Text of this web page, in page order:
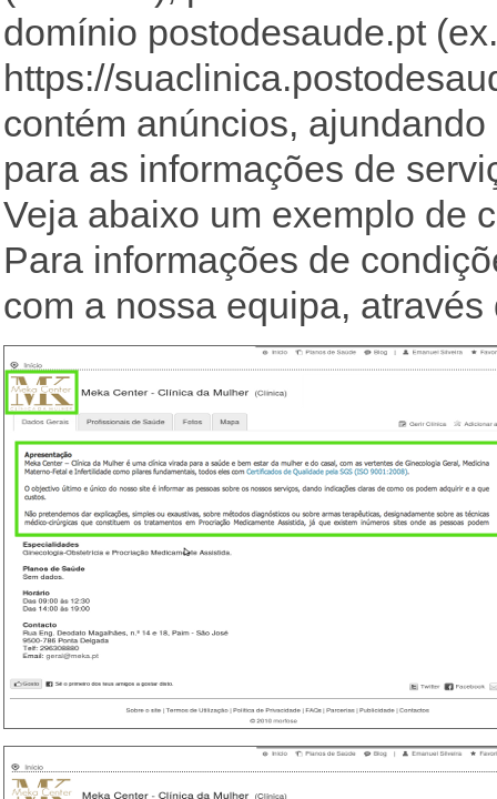
domínio postodesaude.pt (ex.
https://
contém anúncios,
para as informações de
Veja abaixo um exemplo de
Para informações de
com a nossa equipa,